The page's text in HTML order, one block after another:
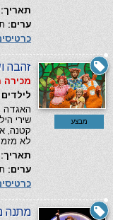
תאריך:
ערים:
מבצע
זהבה
מכירה
לילדים 3-6
האגדה
שירי
קטנה,
לא
תאריך:
ערים:
מתנה